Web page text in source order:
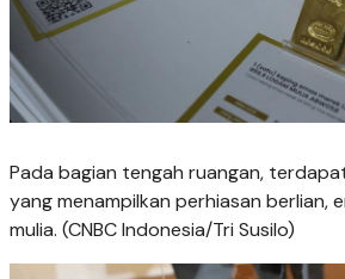
Pada bagian tengah ruangan,
yang menampilkan perhiasan berlian,
mulia. (CNBC Indonesia/Tri Susilo)